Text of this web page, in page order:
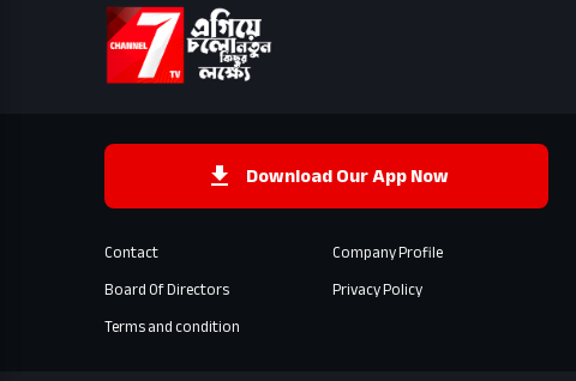
Download Our App Now
Contact
Company Profile
Board Of Directors
Privacy Policy
Terms and condition